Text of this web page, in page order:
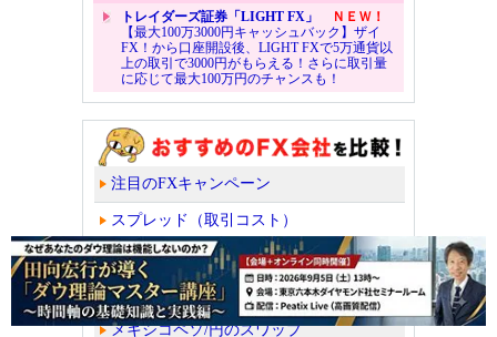
トレイダーズ証券「LIGHT FX」
ＮＥＷ！
【最大100万3000円キャッシュバック】ザイ
FX！から口座開設後、LIGHT FXで5万通貨以
上の取引で3000円がもらえる！さらに取引量
に応じて最大100万円のチャンスも！
注目のFXキャンペーン
スプレッド（取引コスト）
スワップポイント
トルコリラ/円のスワップ
メキシコペソ/円のスワップ